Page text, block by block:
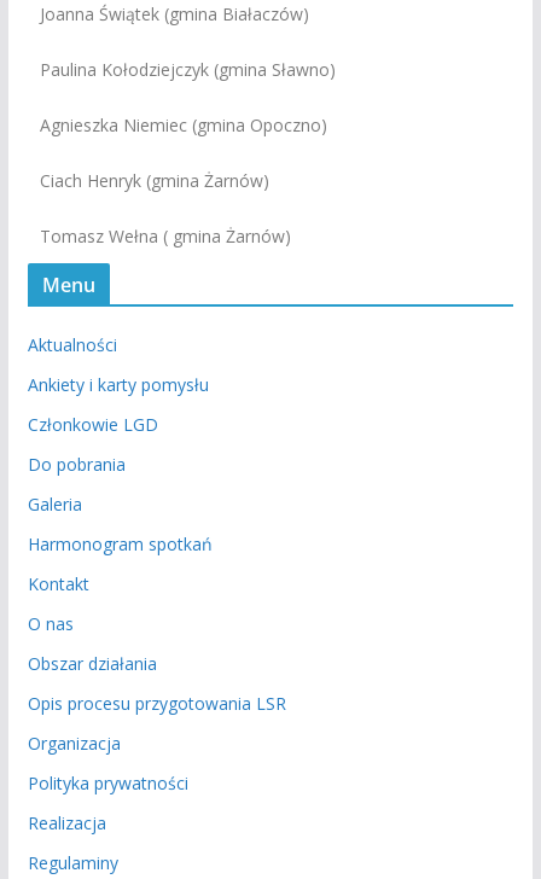
Joanna Świątek (gmina Białaczów)
Paulina Kołodziejczyk (gmina Sławno)
Agnieszka Niemiec (gmina Opoczno)
Ciach Henryk (gmina Żarnów)
Tomasz Wełna ( gmina Żarnów)
Menu
Aktualności
Ankiety i karty pomysłu
Członkowie LGD
Do pobrania
Galeria
Harmonogram spotkań
Kontakt
O nas
Obszar działania
Opis procesu przygotowania LSR
Organizacja
Polityka prywatności
Realizacja
Regulaminy